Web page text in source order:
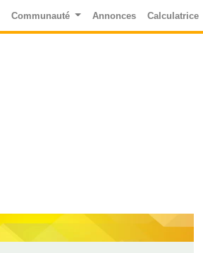
Communauté Annonces Calculatrice